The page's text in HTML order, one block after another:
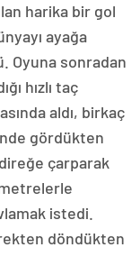
harika bir gol
ayağa
Oyuna sonradan
hızlı taç
aldı, birkaç
gördükten
çarparak
istedi.
döndükten